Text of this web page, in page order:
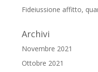
Fideiussione affitto,
Archivi
Novembre 2021
Ottobre 2021